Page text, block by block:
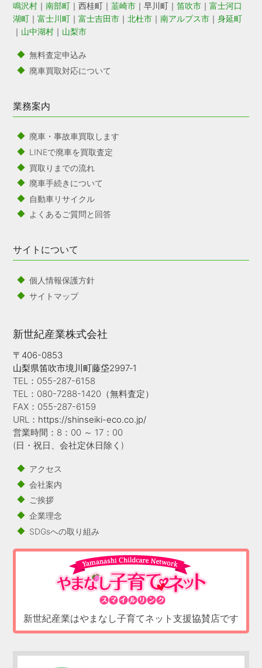
鳴沢村 ｜南部町 ｜西桂町｜韮崎市 ｜早川町｜笛吹市 ｜富士河口
湖町 ｜富士川町 ｜富士吉田市 ｜北杜市 ｜南アルプス市 ｜身延町
｜ 山中湖村 ｜ 山梨市
無料査定申込み
廃車買取対応について
業務案内
廃車・事故車買取します
LINEで廃車を買取査定
買取りまでの流れ
廃車手続きについて
自動車リサイクル
よくあるご質問と回答
サイトについて
個人情報保護方針
サイトマップ
新世紀産業株式会社
〒406-0853
山梨県笛吹市境川町藤垈2997‐1
TEL：055-287-6158
TEL：080-7288-1420（無料査定）
FAX：055-287-6159
URL： https://shinseiki-eco.co.jp/
営業時間：8：00 ～ 17：00
(日・祝日、会社定休日除く)
アクセス
会社案内
ご挨拶
企業理念
SDGsへの取り組み
新世紀産業はやまなし子育てネット支援協賛店です